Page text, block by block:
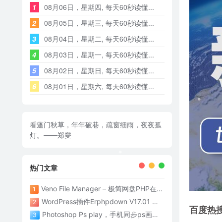
百度热
1
08月06日，星期四, 每天60秒读懂...
2
08月05日，星期三, 每天60秒读懂...
3
08月04日，星期二, 每天60秒读懂...
4
08月03日，星期一, 每天60秒读懂...
5
08月02日，星期日, 每天60秒读懂...
6
08月01日，星期六, 每天60秒读懂...
看蓬门秋草，年年破巷，疏窗细雨，夜夜孤
灯。——郑燮
热门文章
1 Veno File Manager – 极简网盘PHP在线网盘系统- v4.1
2 WordPress插件Erphpdown V17.01 为网站添加付费下载功能
3 Photoshop Ps play，手机同步ps画面神器